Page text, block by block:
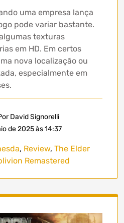
uma empresa lança
pode variar bastante.
texturas
em HD. Em certos
nova localização ou
especialmente em
David Signorelli
de 2025 às 14:37
, Review, The Elder
Remastered